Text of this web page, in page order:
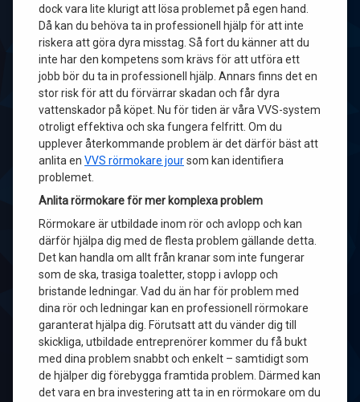
dock vara lite klurigt att lösa problemet på egen hand.
Då kan du behöva ta in professionell hjälp för att inte
riskera att göra dyra misstag. Så fort du känner att du
inte har den kompetens som krävs för att utföra ett
jobb bör du ta in professionell hjälp. Annars finns det en
stor risk för att du förvärrar skadan och får dyra
vattenskador på köpet. Nu för tiden är våra VVS-system
otroligt effektiva och ska fungera felfritt. Om du
upplever återkommande problem är det därför bäst att
anlita en VVS rörmokare joursom kan identifiera
problemet.
Anlita rörmokare för mer komplexa problem
Rörmokare är utbildade inom rör och avlopp och kan
därför hjälpa dig med de flesta problem gällande detta.
Det kan handla om allt från kranar som inte fungerar
som de ska, trasiga toaletter, stopp i avlopp och
bristande ledningar. Vad du än har för problem med
dina rör och ledningar kan en professionell rörmokare
garanterat hjälpa dig. Förutsatt att du vänder dig till
skickliga, utbildade entreprenörer kommer du få bukt
med dina problem snabbt och enkelt – samtidigt som
de hjälper dig förebygga framtida problem. Därmed kan
det vara en bra investering att ta in en rörmokare om du